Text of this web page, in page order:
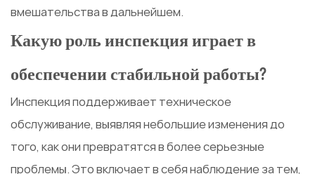
вмешательства в дальнейшем.
Какую роль инспекция играет в
обеспечении стабильной работы?
Инспекция поддерживает техническое
обслуживание, выявляя небольшие изменения до
того, как они превратятся в более серьезные
проблемы. Это включает в себя наблюдение за тем,